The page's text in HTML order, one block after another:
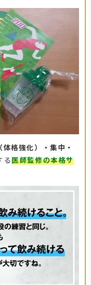
体格強化）・集中・
る医師監修の本格サ